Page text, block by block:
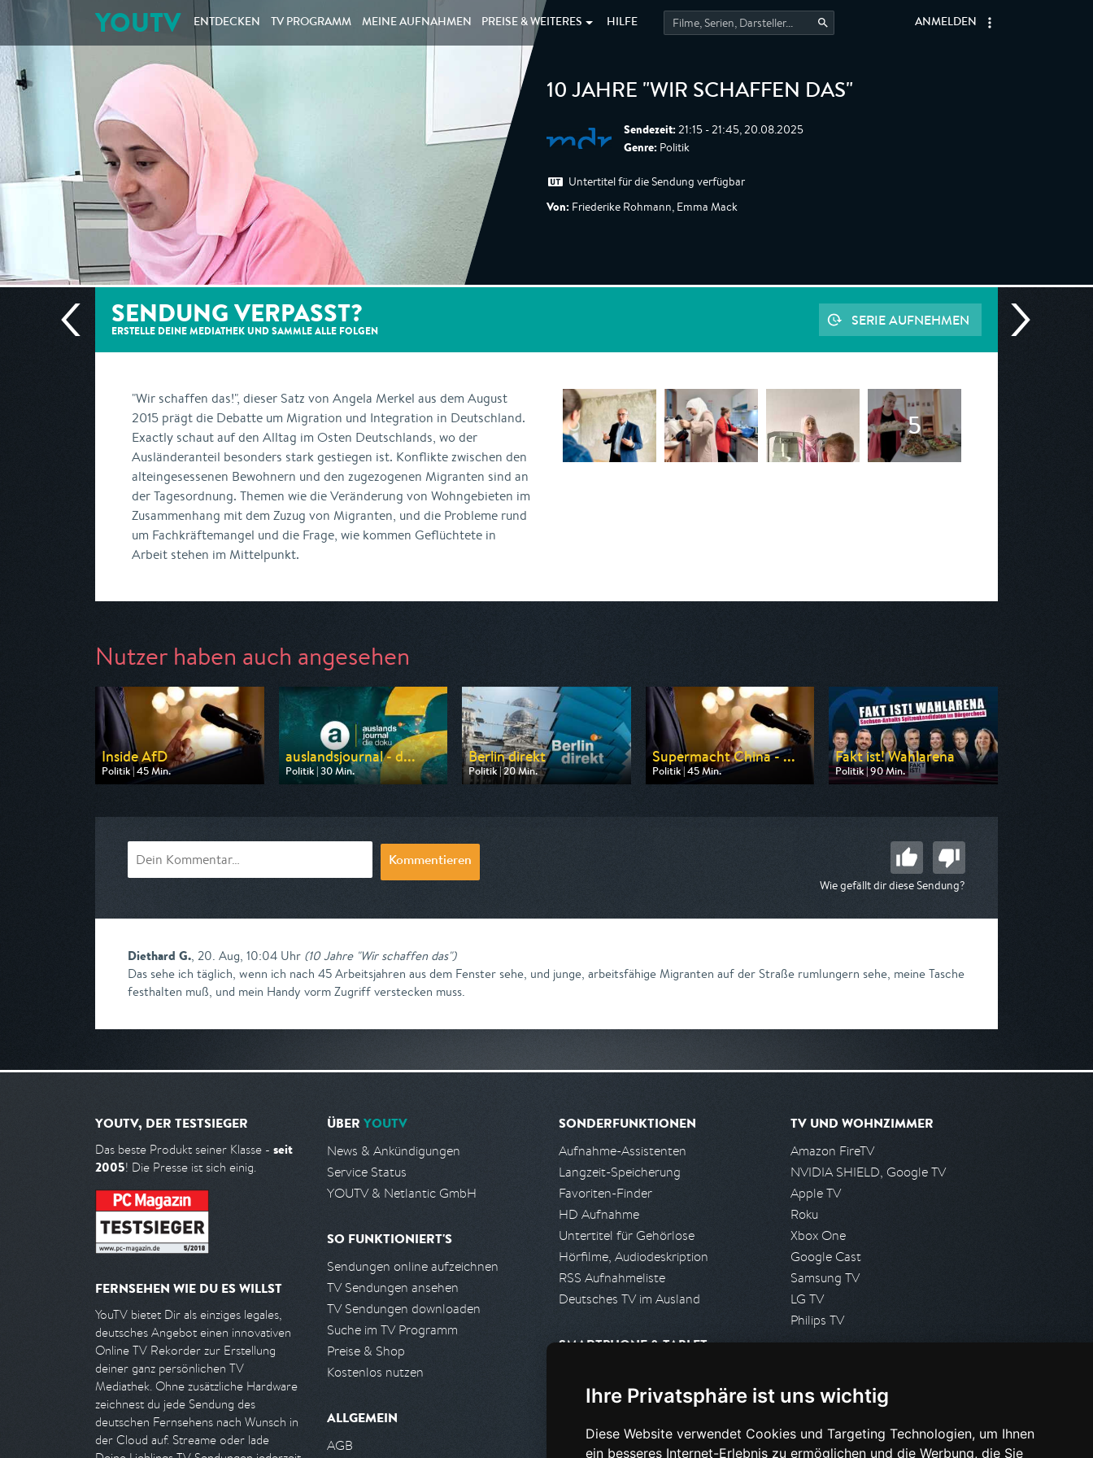
Ihre Privatsphäre ist uns wichtig
Diese Website verwendet Cookies und Targeting Technologien, um Ihnen
ein besseres Internet-Erlebnis zu ermöglichen und die Werbung, die Sie
YOUTV ENTDECKEN TV PROGRAMM MEINE AUFNAHMEN PREISE & WEITERES HILFE ANMELDEN
10 JAHRE "WIR SCHAFFEN DAS"
Sendezeit: 21:15 - 21:45, 20.08.2025
Genre: Politik
Untertitel für die Sendung verfügbar
Von: Friederike Rohmann, Emma Mack
SENDUNG VERPASST?
ERSTELLE DEINE MEDIATHEK UND SAMMLE ALLE FOLGEN
SERIE AUFNEHMEN
"Wir schaffen das!", dieser Satz von Angela Merkel aus dem August
2015 prägt die Debatte um Migration und Integration in Deutschland.
Exactly schaut auf den Alltag im Osten Deutschlands, wo der
Ausländeranteil besonders stark gestiegen ist. Konflikte zwischen den
alteingesessenen Bewohnern und den zugezogenen Migranten sind an
der Tagesordnung. Themen wie die Veränderung von Wohngebieten im
Zusammenhang mit dem Zuzug von Migranten, und die Probleme rund
um Fachkräftemangel und die Frage, wie kommen Geflüchtete in
Arbeit stehen im Mittelpunkt.
Nutzer haben auch angesehen
Inside AfD
Politik | 45 Min.
Ausgestrahlt von SR Fernsehen
auslandsjournal - d...
Politik | 30 Min.
Ausgestrahlt von ZDF
Berlin direkt
Politik | 20 Min.
Ausgestrahlt von ZDF
Supermacht China - ...
Politik | 45 Min.
Ausgestrahlt von n-tv
Fakt ist! Wahlarena
Politik | 90 Min.
Ausgestrahlt von MDR
Kommentieren
Wie gefällt dir diese Sendung?
Diethard G., 20. Aug, 10:04 Uhr (10 Jahre "Wir schaffen das")
Das sehe ich täglich, wenn ich nach 45 Arbeitsjahren aus dem Fenster sehe, und junge, arbeitsfähige Migranten auf der Straße rumlungern sehe, meine Tasche
festhalten muß, und mein Handy vorm Zugriff verstecken muss.
YOUTV, DER TESTSIEGER
Das beste Produkt seiner Klasse - seit
2005! Die Presse ist sich einig.
FERNSEHEN WIE DU ES WILLST
YouTV bietet Dir als einziges legales,
deutsches Angebot einen innovativen
Online TV Rekorder zur Erstellung
deiner ganz persönlichen TV
Mediathek. Ohne zusätzliche Hardware
zeichnest du jede Sendung des
deutschen Fernsehens nach Wunsch in
der Cloud auf. Streame oder lade
ÜBER YOUTV
News & Ankündigungen
Service Status
YOUTV & Netlantic GmbH
SO FUNKTIONIERT'S
Sendungen online aufzeichnen
TV Sendungen ansehen
TV Sendungen downloaden
Suche im TV Programm
Preise & Shop
Kostenlos nutzen
ALLGEMEIN
AGB
SONDERFUNKTIONEN
Aufnahme-Assistenten
Langzeit-Speicherung
Favoriten-Finder
HD Aufnahme
Untertitel für Gehörlose
Hörfilme, Audiodeskription
RSS Aufnahmeliste
Deutsches TV im Ausland
SMARTPHONE & TABLET
Android App
PARTNER
TV UND WOHNZIMMER
Amazon FireTV
NVIDIA SHIELD, Google TV
Apple TV
Roku
Xbox One
Google Cast
Samsung TV
LG TV
Philips TV
Presseanfrage stellen